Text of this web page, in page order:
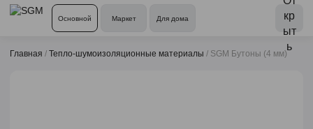
Основной Маркет Для дома
Главная / Тепло-шумоизоляционные материалы / SGM Бутоны (4 мм)